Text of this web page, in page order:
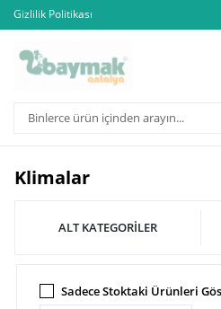
Gizlilik Politikası
Klimalar
ALT KATEGORİLER
Sadece Stoktaki Ürünleri